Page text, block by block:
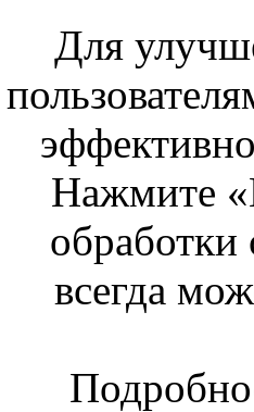
Для
Нажмите
всегда